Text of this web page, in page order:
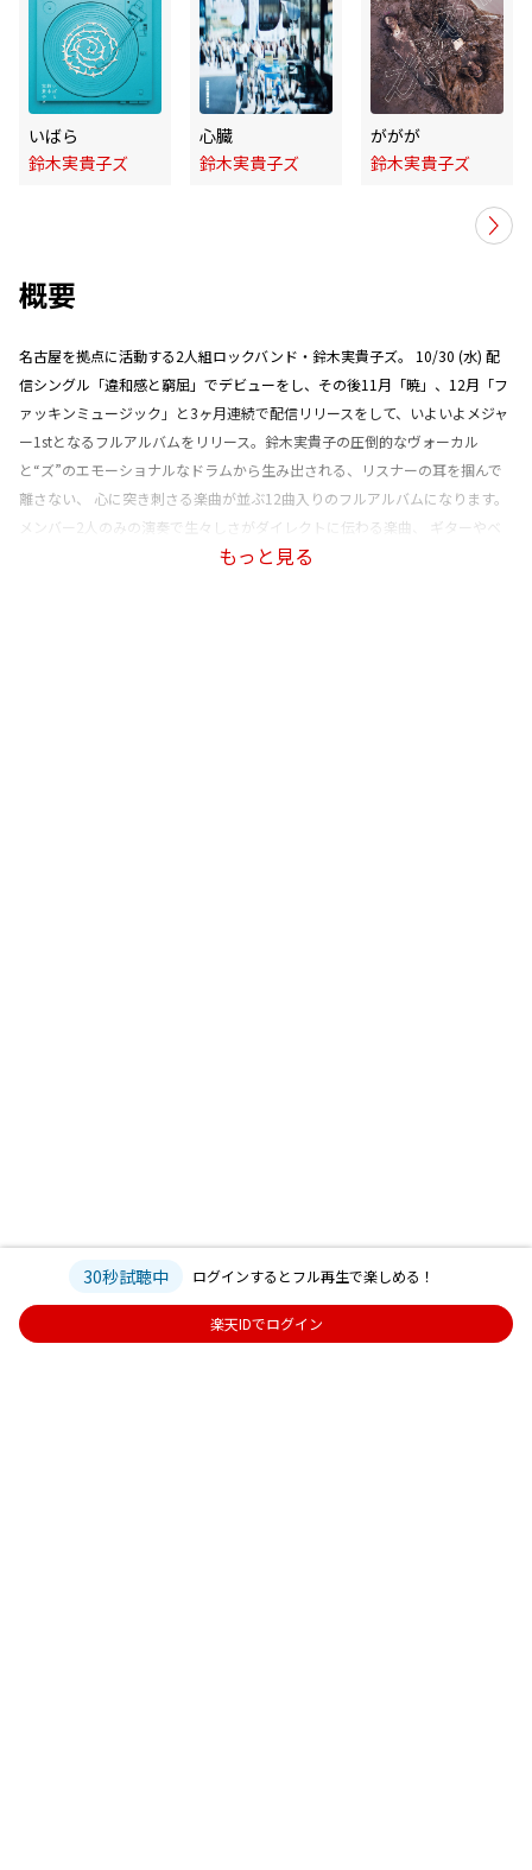
いばら
鈴木実貴子ズ
心臓
鈴木実貴子ズ
ががが
鈴木実貴子ズ
概要
名古屋を拠点に活動する2人組ロックバンド・鈴木実貴子ズ。 10/30 (水) 配
信シングル「違和感と窮屈」でデビューをし、その後11月「暁」、12月「フ
ァッキンミュージック」と3ヶ月連続で配信リリースをして、いよいよメジャ
ー1stとなるフルアルバムをリリース。鈴木実貴子の圧倒的なヴォーカル
と“ズ”のエモーショナルなドラムから生み出される、リスナーの耳を掴んで
離さない、 心に突き刺さる楽曲が並ぶ12曲入りのフルアルバムになります。
メンバー2人のみの演奏で生々しさがダイレクトに伝わる楽曲、 ギターやベ
ースその他の楽器を加えた楽曲、 さらにギターに田渕ひさ子 (ex NUMBER
もっと見る
30秒試聴中 ログインするとフル再生で楽しめる！
楽天IDでログイン